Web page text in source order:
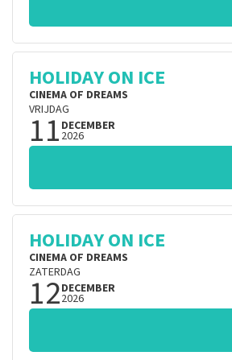
HOLIDAY ON ICE
CINEMA OF DREAMS
VRIJDAG
11 DECEMBER
2026
HOLIDAY ON ICE
CINEMA OF DREAMS
ZATERDAG
12DECEMBER
2026